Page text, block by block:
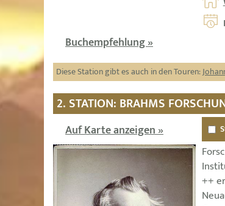
Buchempfehlung »
Diese Station gibt es auch in den Touren:
2. STATION: BRAHMS
Auf Karte anzeigen »
++